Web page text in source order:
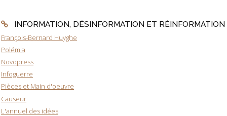
INFORMATION, DÉSINFORMATION ET RÉINFORMATION
François-Bernard Huyghe
Polémia
Novopress
Infoguerre
Pièces et Main d'oeuvre
Causeur
L'annuel des idées